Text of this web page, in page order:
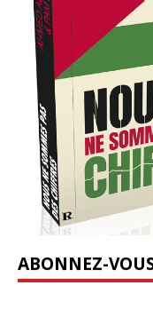
ABONNEZ-